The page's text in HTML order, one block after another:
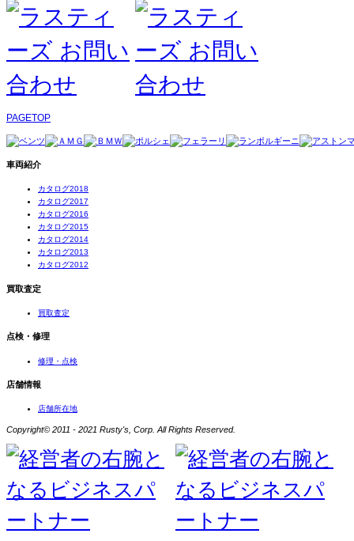
PAGETOP
車両紹介
カタログ2018
カタログ2017
カタログ2016
カタログ2015
カタログ2014
カタログ2013
カタログ2012
買取査定
買取査定
点検・修理
修理・点検
店舗情報
店舗所在地
Copyright© 2011 - 2021 Rusty's, Corp. All Rights Reserved.